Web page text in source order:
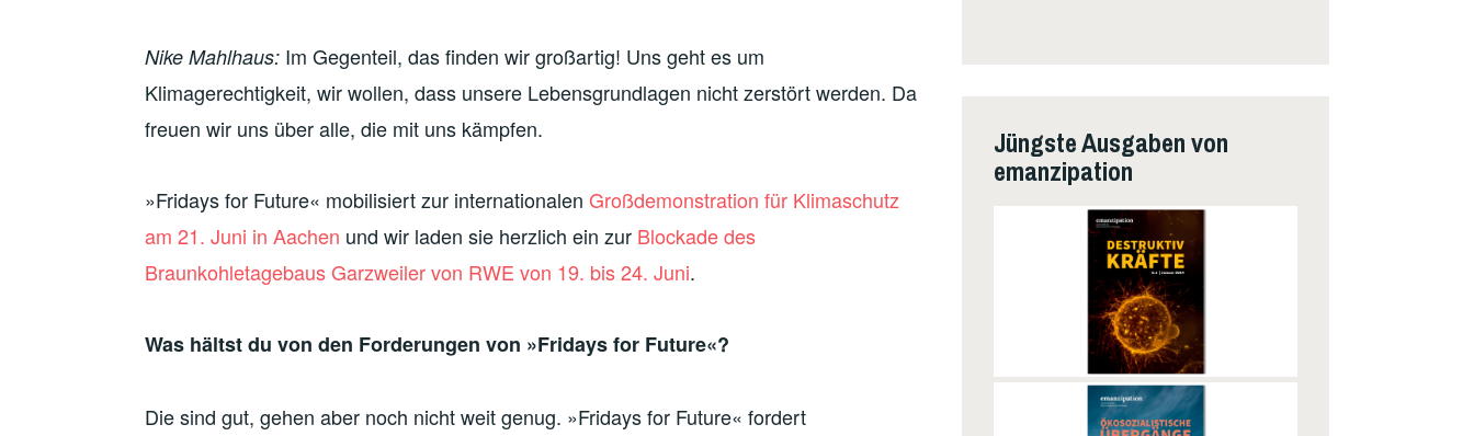
Nike Mahlhaus: Im Gegenteil, das finden wir großartig! Uns geht es um
Klimagerechtigkeit, wir wollen, dass unsere Lebensgrundlagen nicht zerstört werden. Da
freuen wir uns über alle, die mit uns kämpfen.
»Fridays for Future« mobilisiert zur internationalen Großdemonstration für Klimaschutz
am 21. Juni in Aachen und wir laden sie herzlich ein zur Blockade des
Braunkohletagebaus Garzweiler von RWE von 19. bis 24. Juni.
Was hältst du von den Forderungen von »Fridays for Future«?
Die sind gut, gehen aber noch nicht weit genug. »Fridays for Future« fordert
Jüngste Ausgaben von
emanzipation